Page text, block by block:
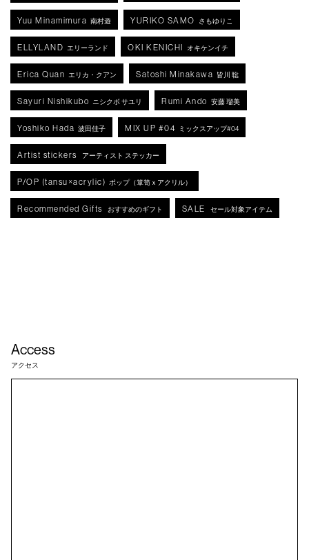
Yuu Minamimura 南村遊 YURIKO SAMO さもゆりこ
ELLYLAND エリーランド OKI KENICHI オキケンイチ
Erica Quan エリカ・クアン Satoshi Minakawa 皆川 聡
Sayuri Nishikubo ニシクボ サユリ Rumi Ando 安藤 瑠美
Yoshiko Hada 波田佳子 MIX UP #04 ミックスアップ#04
Artist stickers アーティスト ステッカー
P/OP (tansu×acrylic) ポップ（箪笥ｘアクリル）
Recommended Gifts おすすめのギフト SALE セール対象アイテム
Access
アクセス